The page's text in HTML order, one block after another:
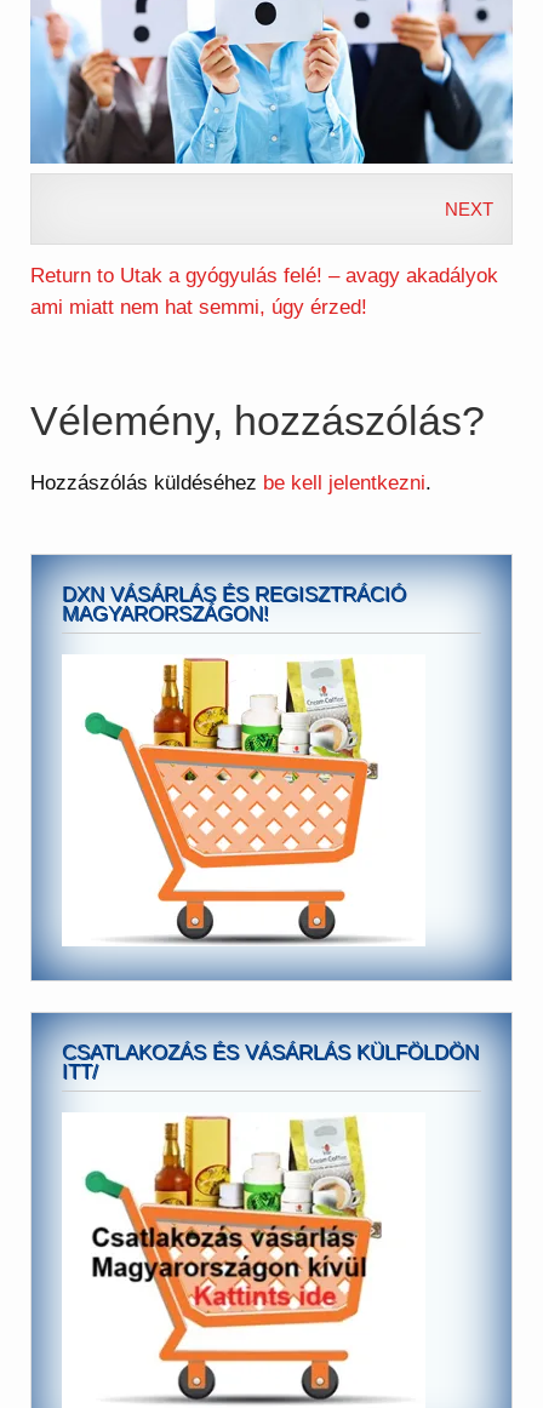
NEXT
Return to Utak a gyógyulás felé! – avagy akadályok
ami miatt nem hat semmi, úgy érzed!
Vélemény, hozzászólás?
Hozzászólás küldéséhez be kell jelentkezni.
DXN VÁSÁRLÁS ÉS REGISZTRÁCIÓ
MAGYARORSZÁGON!
CSATLAKOZÁS ÉS VÁSÁRLÁS KÜLFÖLDÖN
ITT/